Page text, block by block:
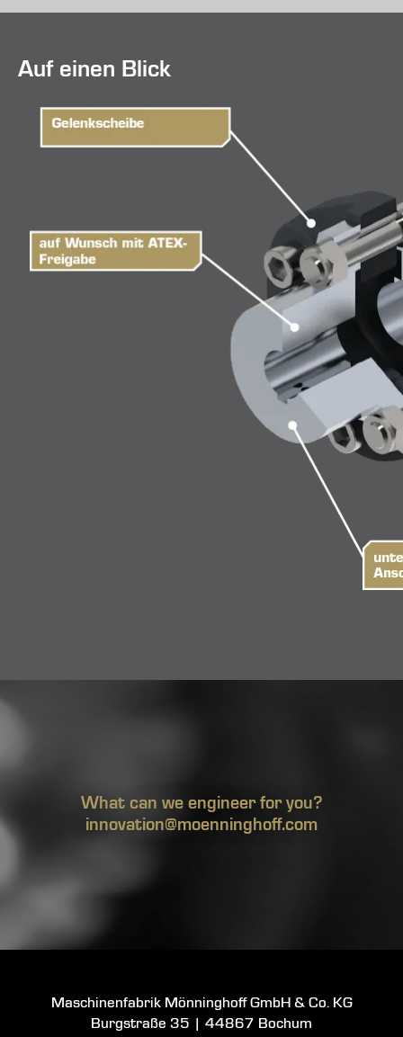
Auf einen Blick
What can we engineer for you?
innovation@moenninghoff.com
Maschinenfabrik Mönninghoff GmbH & Co. KG
Burgstraße 35
44867 Bochum